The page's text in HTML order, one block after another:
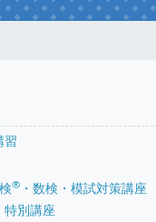
習
® ・数検・模試対策講座
特別講座